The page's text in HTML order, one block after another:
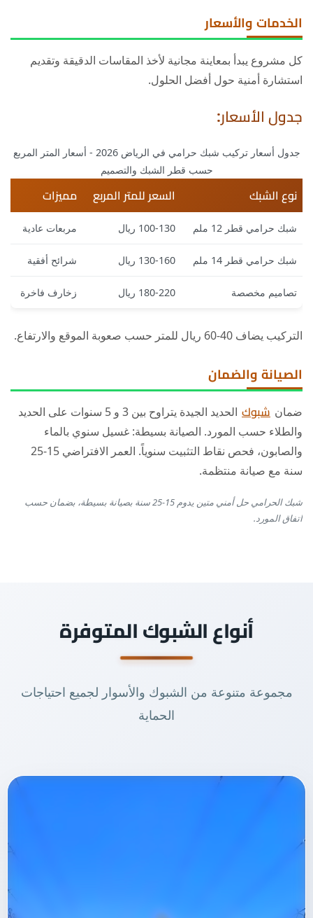
الخدمات والأسعار
كل مشروع يبدأ بمعاينة مجانية لأخذ المقاسات الدقيقة وتقديم
استشارة أمنية حول أفضل الحلول.
جدول الأسعار:
جدول أسعار تركيب شبك حرامي في الرياض 2026 - أسعار المتر المربع
حسب قطر الشبك والتصميم
نوع الشبك السعر للمتر المربع مميزات
شبك حرامي قطر 12 ملم 100-130 ريال مربعات عادية
شبك حرامي قطر 14 ملم 130-160 ريال شرائح أفقية
تصاميم مخصصة 180-220 ريال زخارف فاخرة
التركيب يضاف 40-60 ريال للمتر حسب صعوبة الموقع والارتفاع.
الصيانة والضمان
ضمان شبوك
الحديد الجيدة يتراوح بين 3 و 5 سنوات على الحديد
والطلاء حسب المورد. الصيانة بسيطة: غسيل سنوي بالماء
والصابون، فحص نقاط التثبيت سنوياً. العمر الافتراضي 15-25
سنة مع صيانة منتظمة.
شبك الحرامي حل أمني متين يدوم 15-25 سنة بصيانة بسيطة، بضمان حسب
اتفاق المورد.
أنواع الشبوك المتوفرة
مجموعة متنوعة من الشبوك والأسوار لجميع احتياجات
الحماية